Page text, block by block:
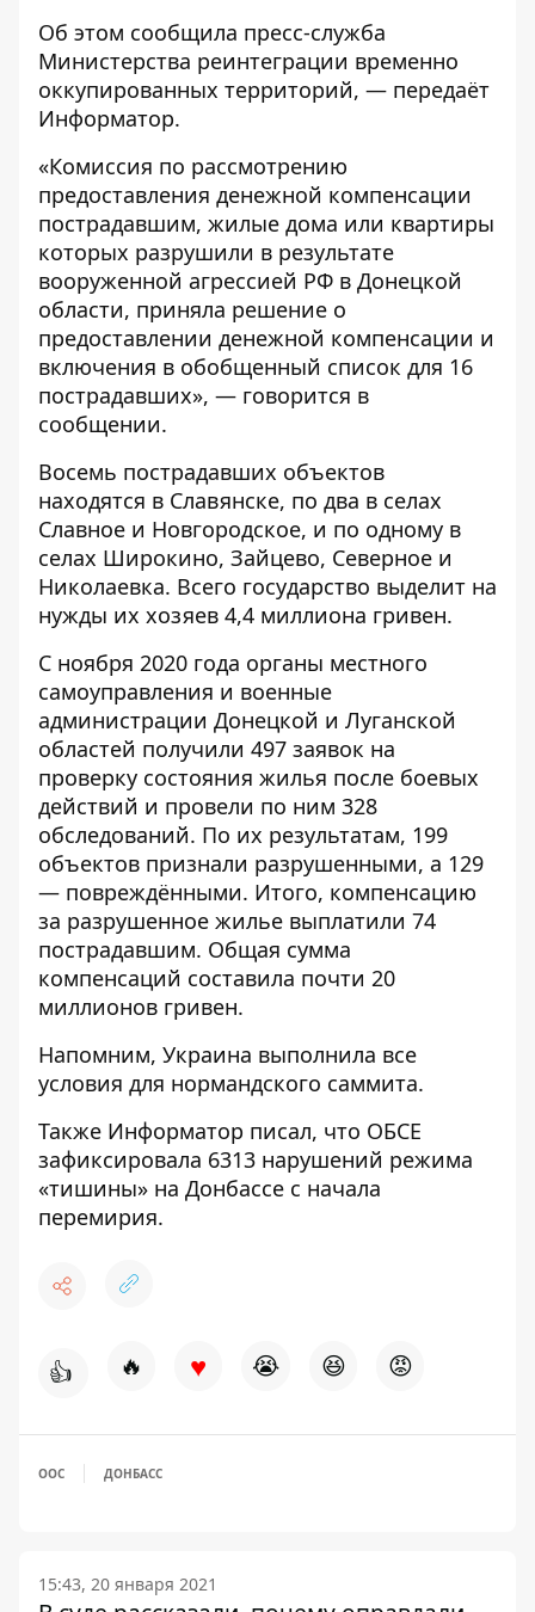
Об этом сообщила пресс-служба
Министерства реинтеграции временно
оккупированных территорий, — передаёт
Информатор.
«Комиссия по рассмотрению
предоставления денежной компенсации
пострадавшим, жилые дома или квартиры
которых разрушили в результате
вооруженной агрессией РФ в Донецкой
области, приняла решение о
предоставлении денежной компенсации и
включения в обобщенный список для 16
пострадавших», — говорится в
сообщении.
Восемь пострадавших объектов
находятся в Славянске, по два в селах
Славное и Новгородское, и по одному в
селах Широкино, Зайцево, Северное и
Николаевка. Всего государство выделит на
нужды их хозяев 4,4 миллиона гривен.
С ноября 2020 года органы местного
самоуправления и военные
администрации Донецкой и Луганской
областей получили 497 заявок на
проверку состояния жилья после боевых
действий и провели по ним 328
обследований. По их результатам, 199
объектов признали разрушенными, а 129
— повреждёнными. Итого, компенсацию
за разрушенное жилье выплатили 74
пострадавшим. Общая сумма
компенсаций составила почти 20
миллионов гривен.
Напомним, Украина выполнила все
условия для нормандского саммита.
Также Информатор писал, что ОБСЕ
зафиксировала 6313 нарушений режима
«тишины» на Донбассе с начала
перемирия.
👍 🔥 ♥ 😭 😆 😡
ООС ДОНБАСС
15:43, 20 января 2021